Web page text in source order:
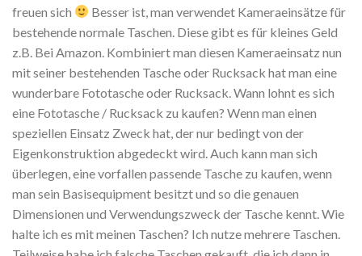
freuen sich
Besser ist, man verwendet Kameraeinsätze für
bestehende normale Taschen. Diese gibt es für kleines Geld
z.B. Bei Amazon. Kombiniert man diesen Kameraeinsatz nun
mit seiner bestehenden Tasche oder Rucksack hat man eine
wunderbare Fototasche oder Rucksack. Wann lohnt es sich
eine Fototasche / Rucksack zu kaufen? Wenn man einen
speziellen Einsatz Zweck hat, der nur bedingt von der
Eigenkonstruktion abgedeckt wird. Auch kann man sich
überlegen, eine vorfallen passende Tasche zu kaufen, wenn
man sein Basisequipment besitzt und so die genauen
Dimensionen und Verwendungszweck der Tasche kennt. Wie
halte ich es mit meinen Taschen? Ich nutze mehrere Taschen.